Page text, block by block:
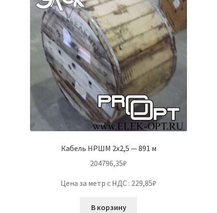
Кабель НРШМ 2х2,5 — 891 м
204796,35₽
Цена за метр с НДС : 229,85₽
В корзину